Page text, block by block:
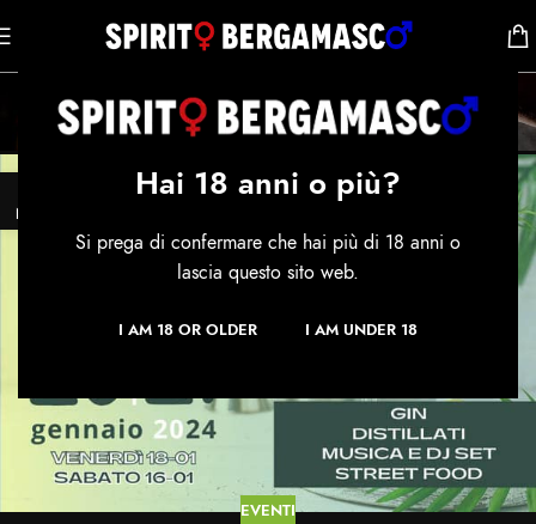
Hai 18 anni o più?
Si prega di confermare che hai più di 18 anni o
lascia questo sito web.
I AM 18 OR OLDER I AM UNDER 18
EVENTI
Home/Blog
NOV
EVENTI